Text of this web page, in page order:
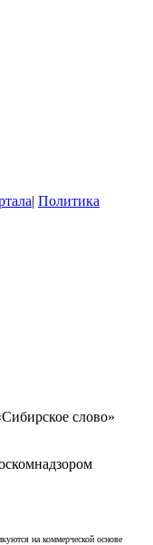
| Политика
слово»
на коммерческой основе